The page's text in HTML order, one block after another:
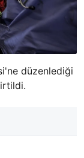
düzenlediği